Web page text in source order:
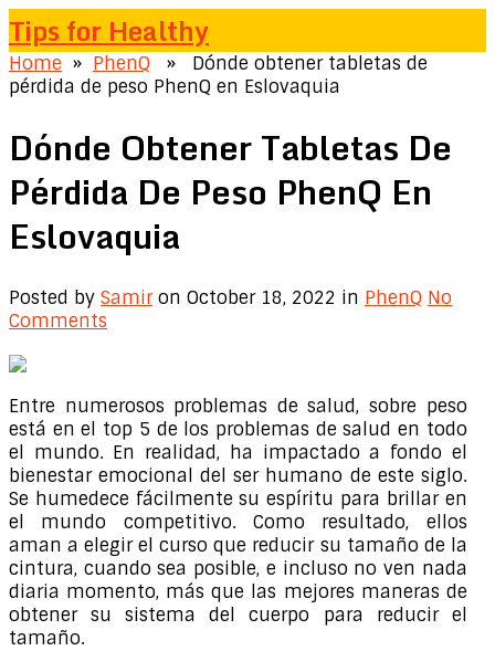
Tips for Healthy
Home » PhenQ » Dónde obtener tabletas de
pérdida de peso PhenQ en Eslovaquia
Dónde Obtener Tabletas De
Pérdida De Peso PhenQ En
Eslovaquia
Posted by Samir on October 18, 2022 in PhenQ No
Comments
Entre numerosos problemas de salud, sobre peso
está en el top 5 de los problemas de salud en todo
el mundo. En realidad, ha impactado a fondo el
bienestar emocional del ser humano de este siglo.
Se humedece fácilmente su espíritu para brillar en
el mundo competitivo. Como resultado, ellos
aman a elegir el curso que reducir su tamaño de la
cintura, cuando sea posible, e incluso no ven nada
diaria momento, más que las mejores maneras de
obtener su sistema del cuerpo para reducir el
tamaño.